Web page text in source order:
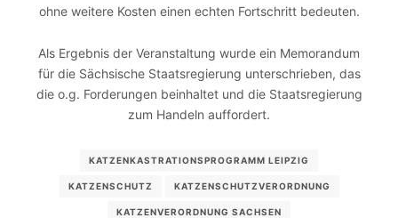
ohne weitere Kosten einen echten Fortschritt bedeuten.
Als Ergebnis der Veranstaltung wurde ein Memorandum
für die Sächsische Staatsregierung unterschrieben, das
die o.g. Forderungen beinhaltet und die Staatsregierung
zum Handeln auffordert.
KATZENKASTRATIONSPROGRAMM LEIPZIG
KATZENSCHUTZ KATZENSCHUTZVERORDNUNG
KATZENVERORDNUNG SACHSEN